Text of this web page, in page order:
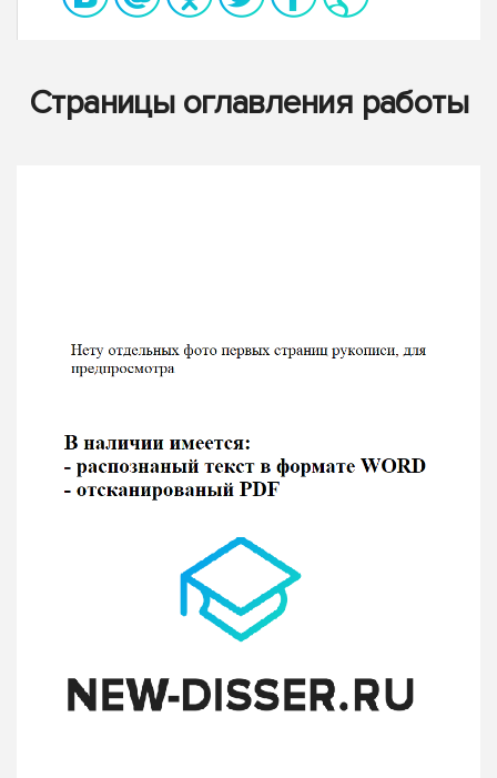
Страницы оглавления работы